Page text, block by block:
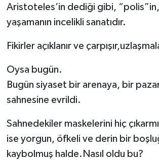
Aristoteles’in dediği gibi,
yaşamanın incelikli sanatıdır.
Fikirler açıklanır ve
Oysa bugün.
Bugün siyaset bir arenaya, bir
sahnesine evrildi.
Sahnedekiler maskelerini hiç
ise yorgun, öfkeli ve derin bir
kaybolmuş halde.Nasıl oldu bu?
Spor
Kadın
2024 Seçim Sonuçları